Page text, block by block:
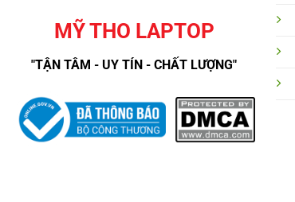
MỸ THO LAPTOP
"TẬN TÂM - UY TÍN - CHẤT LƯỢNG"